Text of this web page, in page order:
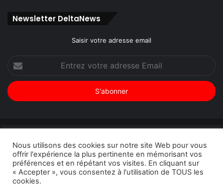
Newsletter DeltaNews
Saisir votre adresse email
votre
adresse
Email
DeltaPress| ConceptionDoucSoft Technologies
Annonces
Contact Politique de confidentialité
Nous utilisons des cookies sur notre site Web pour vous
offrir l'expérience la plus pertinente en mémorisant vos
préférences et en répétant vos visites. En cliquant sur
« Accepter », vous consentez à l'utilisation de TOUS les
cookies.